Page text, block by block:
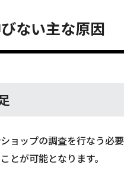
ない主な原因
ョップの調査を行なう必
とが可能となります。